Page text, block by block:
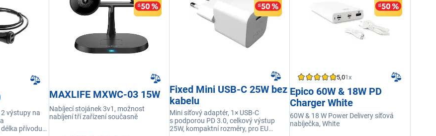
výstupy na
přívodu
MAXLIFE MXWC-03 15W
Nabíjecí stojánek 3v1, možnost
nabíjení tří zařízení současně
Fixed Mini USB-C 25W bez
kabelu
Mini síťový adaptér, 1× USB-C
s podporou PD 3.0, celkový výstup
25W, kompaktní rozměry, pro EU
5,01x
Epico 60W & 18W PD
Charger White
60W & 18 W Power Delivery síťová
nabíječka, White